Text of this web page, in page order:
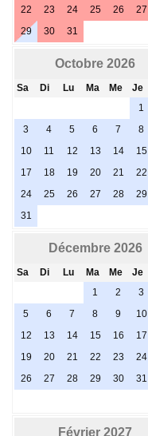
22
23 24 25 26 27
29
30 31
Octobre 2026
Sa Di Lu Ma Me Je
1
3
4 5 6 7 8
10
11 12 13 14 15
17
18 19 20 21 22
24
25 26 27 28 29
31
Décembre 2026
Sa Di Lu Ma Me Je
1
2 3
5
6 7 8 9 10
12
13 14 15 16 17
19
20 21 22 23 24
26
27 28 29 30 31
Février 2027